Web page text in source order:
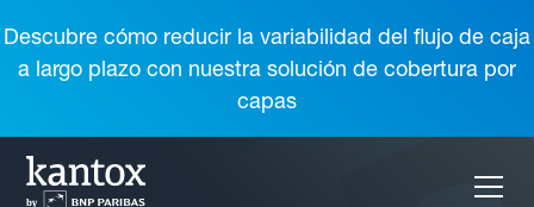
Descubre cómo reducir la variabilidad del flujo de caja
a largo plazo con nuestra solución de cobertura por
capas